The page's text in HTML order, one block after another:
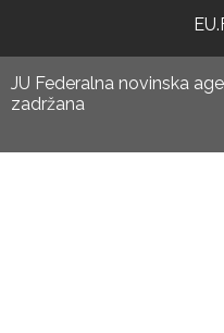
JU Federalna novinska
zadržana